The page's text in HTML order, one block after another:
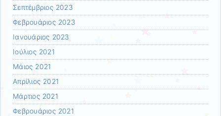
Σεπτέμβριος 2023
Φεβρουάριος 2023
Ιανουάριος 2023
Ιούλιος 2021
Μάιος 2021
Απρίλιος 2021
Μάρτιος 2021
Φεβρουάριος 2021